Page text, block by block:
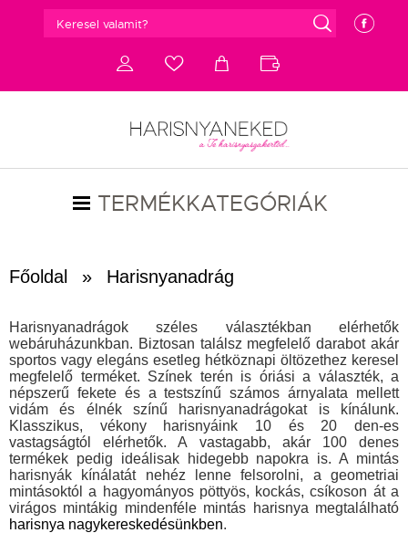
e g
d c a b
TERMÉKKATEGÓRIÁK
Főoldal » Harisnyanadrág
Harisnyanadrágok széles választékban elérhetők
webáruházunkban. Biztosan találsz megfelelő darabot akár
sportos vagy elegáns esetleg hétköznapi öltözethez keresel
megfelelő terméket. Színek terén is óriási a választék, a
népszerű fekete és a testszínű számos árnyalata mellett
vidám és élnék színű harisnyanadrágokat is kínálunk.
Klasszikus, vékony harisnyáink 10 és 20 den-es
vastagságtól elérhetők. A vastagabb, akár 100 denes
termékek pedig ideálisak hidegebb napokra is. A mintás
harisnyák kínálatát nehéz lenne felsorolni, a geometriai
mintásoktól a hagyományos pöttyös, kockás, csíkoson át a
virágos mintákig mindenféle mintás harisnya megtalálható
harisnya nagykereskedésünkben.